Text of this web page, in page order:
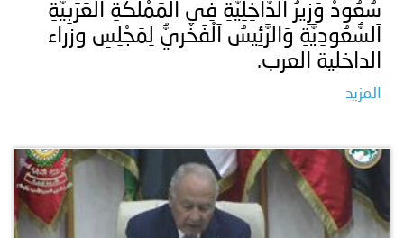
سُعُودْ وَزِيرُ اَلدَّاخِلِيَّةِ فِي اَلْمَمْلَكَةِ اَلْعَرَبِيَّةِ
اَلسُّعُودِيَّةِ وَالرَّئِيسُ اَلْفَخْرِيُّ لِمَجْلِسِ وزراء
الداخلية العرب.
المزيد